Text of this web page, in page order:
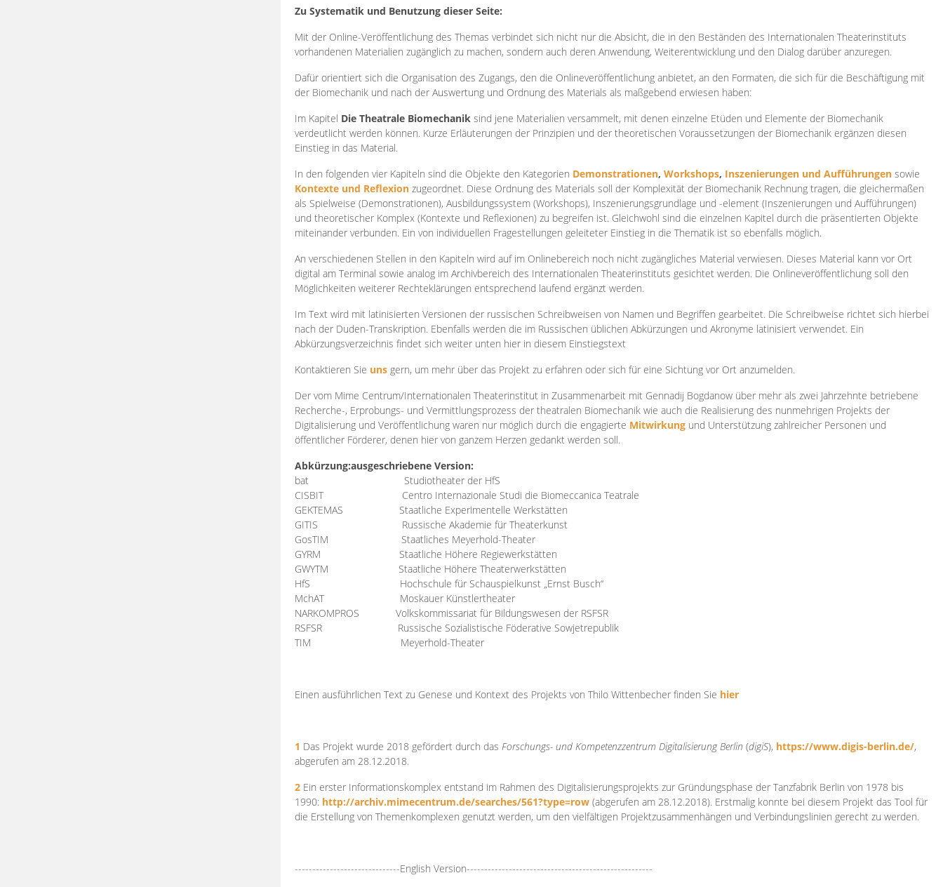
Zu Systematik und Benutzung dieser Seite:
Mit der Online-Veröffentlichung des Themas verbindet sich nicht nur die Absicht, die in den Beständen des Internationalen Theaterinstituts
vorhandenen Materialien zugänglich zu machen, sondern auch deren Anwendung, Weiterentwicklung und den Dialog darüber anzuregen.
Dafür orientiert sich die Organisation des Zugangs, den die Onlineveröffentlichung anbietet, an den Formaten, die sich für die Beschäftigung mit
der Biomechanik und nach der Auswertung und Ordnung des Materials als maßgebend erwiesen haben:
Im Kapitel Die Theatrale Biomechanik sind jene Materialien versammelt, mit denen einzelne Etüden und Elemente der Biomechanik
verdeutlicht werden können. Kurze Erläuterungen der Prinzipien und der theoretischen Voraussetzungen der Biomechanik ergänzen diesen
Einstieg in das Material.
In den folgenden vier Kapiteln sind die Objekte den Kategorien Demonstrationen, Workshops, Inszenierungen und Aufführungen sowie
Kontexte und Reflexion zugeordnet. Diese Ordnung des Materials soll der Komplexität der Biomechanik Rechnung tragen, die gleichermaßen
als Spielweise (Demonstrationen), Ausbildungssystem (Workshops), Inszenierungsgrundlage und -element (Inszenierungen und Aufführungen)
und theoretischer Komplex (Kontexte und Reflexionen) zu begreifen ist. Gleichwohl sind die einzelnen Kapitel durch die präsentierten Objekte
miteinander verbunden. Ein von individuellen Fragestellungen geleiteter Einstieg in die Thematik ist so ebenfalls möglich.
An verschiedenen Stellen in den Kapiteln wird auf im Onlinebereich noch nicht zugängliches Material verwiesen. Dieses Material kann vor Ort
digital am Terminal sowie analog im Archivbereich des Internationalen Theaterinstituts gesichtet werden. Die Onlineveröffentlichung soll den
Möglichkeiten weiterer Rechteklärungen entsprechend laufend ergänzt werden.
Im Text wird mit latinisierten Versionen der russischen Schreibweisen von Namen und Begriffen gearbeitet. Die Schreibweise richtet sich hierbei
nach der Duden-Transkription. Ebenfalls werden die im Russischen üblichen Abkürzungen und Akronyme latinisiert verwendet. Ein
Abkürzungsverzeichnis findet sich weiter unten hier in diesem Einstiegstext
Kontaktieren Sie uns gern, um mehr über das Projekt zu erfahren oder sich für eine Sichtung vor Ort anzumelden.
Der vom Mime Centrum/Internationalen Theaterinstitut in Zusammenarbeit mit Gennadij Bogdanow über mehr als zwei Jahrzehnte betriebene
Recherche-, Erprobungs- und Vermittlungsprozess der theatralen Biomechanik wie auch die Realisierung des nunmehrigen Projekts der
Digitalisierung und Veröffentlichung waren nur möglich durch die engagierte Mitwirkung und Unterstützung zahlreicher Personen und
öffentlicher Förderer, denen hier von ganzem Herzen gedankt werden soll.
Abkürzung:ausgeschriebene Version:
bat
Studiotheater der HfS
CISBIT
Centro Internazionale Studi die Biomeccanica Teatrale
GEKTEMAS
Staatliche Experimentelle Werkstätten
GITIS
Russische Akademie für Theaterkunst
GosTIM
Staatliches Meyerhold-Theater
GYRM
Staatliche Höhere Regiewerkstätten
GWYTM
Staatliche Höhere Theaterwerkstätten
HfS
Hochschule für Schauspielkunst „Ernst Busch“
MchAT
Moskauer Künstlertheater
NARKOMPROS
Volkskommissariat für Bildungswesen der RSFSR
RSFSR
Russische Sozialistische Föderative Sowjetrepublik
TIM Meyerhold-Theater
Einen ausführlichen Text zu Genese und Kontext des Projekts von Thilo Wittenbecher finden Sie hier
1 Das Projekt wurde 2018 gefördert durch das Forschungs- und Kompetenzzentrum DigitalisierungBerlin (digiS), https://www.digis-berlin.de/,
abgerufen am 28.12.2018.
2 Ein erster Informationskomplex entstand im Rahmen des Digitalisierungsprojekts zur Gründungsphase der Tanzfabrik Berlin von 1978 bis
1990: http://archiv.mimecentrum.de/searches/561?type=row (abgerufen am 28.12.2018). Erstmalig konnte bei diesem Projekt das Tool für
die Erstellung von Themenkomplexen genutzt werden, um den vielfältigen Projektzusammenhängen und Verbindungslinien gerecht zu werden.
------------------------------English Version-----------------------------------------------------